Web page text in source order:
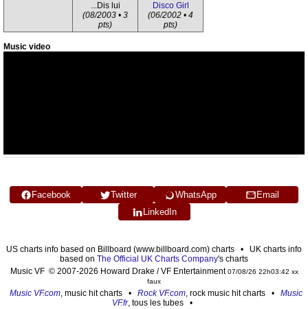
...Dis lui
(08/2003 • 3
pts)
Disco Girl
(06/2002 • 4
pts)
Music video
Facebook Twitter WhatsApp
Email
LinkedIn
US charts info based on Billboard (www.billboard.com) charts • UK charts info
based on The Official UK Charts Company's charts
Music VF © 2007-2026 Howard Drake / VF Entertainment07/08/26 22h03:42 xx
faux
Music VF.com, music hit charts • Rock VF.com, rock music hit charts • Music
VF.fr, tous les tubes •